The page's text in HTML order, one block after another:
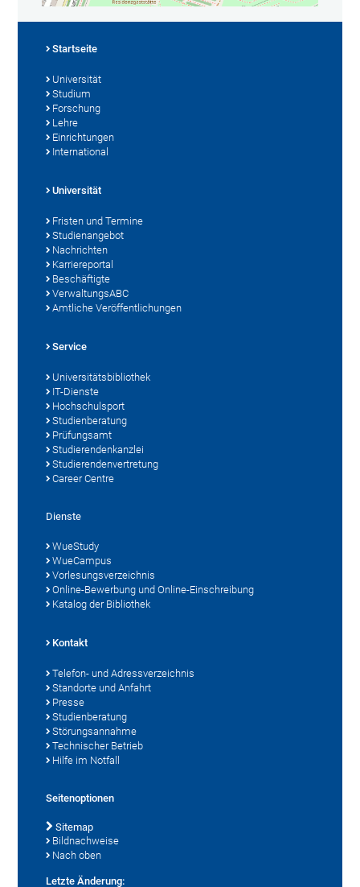
Startseite
Universität
Studium
Forschung
Lehre
Einrichtungen
International
Universität
Fristen und Termine
Studienangebot
Nachrichten
Karriereportal
Beschäftigte
VerwaltungsABC
Amtliche Veröffentlichungen
Service
Universitätsbibliothek
IT-Dienste
Hochschulsport
Studienberatung
Prüfungsamt
Studierendenkanzlei
Studierendenvertretung
Career Centre
Dienste
WueStudy
WueCampus
Vorlesungsverzeichnis
Online-Bewerbung und Online-Einschreibung
Katalog der Bibliothek
Kontakt
Telefon- und Adressverzeichnis
Standorte und Anfahrt
Presse
Studienberatung
Störungsannahme
Technischer Betrieb
Hilfe im Notfall
Seitenoptionen
Sitemap
Bildnachweise
Nach oben
Letzte Änderung: